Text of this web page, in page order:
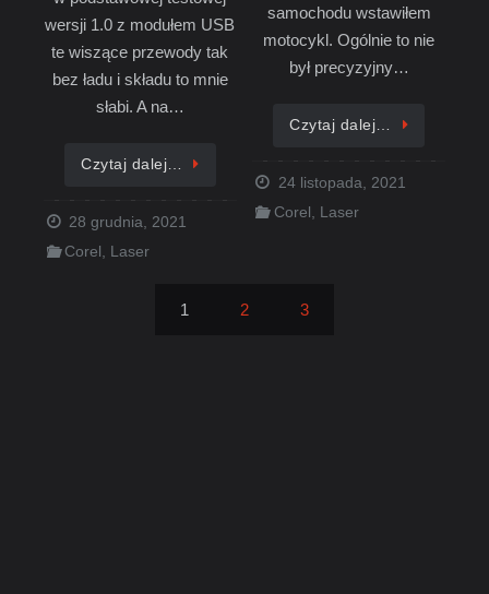
wersji 1.0 z modułem USB
te wiszące przewody tak
bez ładu i składu to mnie
słabi. A na…
Czytaj dalej…
28 grudnia, 2021
Corel
Laser
samochodu wstawiłem
motocykl. Ogólnie to nie
był precyzyjny…
Czytaj dalej…
24 listopada, 2021
Corel
Laser
1 2 3